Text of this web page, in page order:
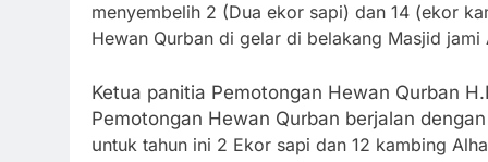
menyembelih 2 (Dua ekor sapi) dan 14 (ekor
Hewan Qurban di gelar di belakang Masjid
Ketua panitia Pemotongan Hewan Qurban
Pemotongan Hewan Qurban berjalan
untuk tahun ini 2 Ekor sapi dan 12 kambing